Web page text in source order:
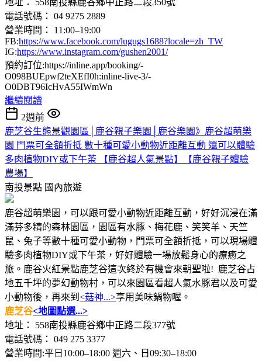
電話號碼： 04 9275 2889
營業時間： 11:00–19:00
FB:https://www.facebook.com/lugugs1688?locale=zh_TW
IG:https://www.instagram.com/gushen2001/
預約訂位:https://inline.app/booking/-
O098BUEpwf2teXEfI0h:inline-live-3/-
O0DBT96IcHvA55IWmWn
繼續閱讀
2週前
鹿芝谷生態景觀園區│鹿谷親子樂園│鹿谷樂園》鹿谷超萌樂
園 門票可全額折抵 數十種可愛小動物近距離互動 還可以體驗
多肉植物DIY或下午茶 【鹿谷超人氣景點】【鹿谷親子體驗
農場】
南投景點 國內旅遊
鹿谷超萌樂園，可以跟可愛小動物近距離互動，好好沉浸在滿
滿芬多精的森林園區，園區有水豚、梅花鹿、笑笑羊、天竺
鼠、兔子等數十種可愛小動物，門票可全額折抵，可以現場體
驗多肉植物DIY或下午茶，好好體驗一場放鬆身心的療癒之
旅。鹿谷火紅景點鹿芝谷這次終於有機會來朝聖啦! 鹿芝谷占
地五千坪的夢幻動物村，可以來園區看超人氣水豚君以及可愛
小動物後，再來到 <菇神...>享用美味鍋物喔。
鹿芝谷<地圖點選...>
地址： 558南投縣鹿谷鄉中正路二段377號
電話號碼： 049 275 3377
營業時間:平日10:00–18:00 週六、日09:30–18:00